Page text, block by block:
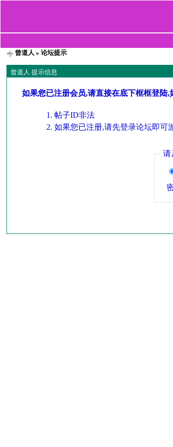
曾道人 » 论坛提示
曾道人 提示信息
如果您已注册会员,请直接在底下框框登陆
帖子ID非法
如果您已注册,请先登录论坛即可
请